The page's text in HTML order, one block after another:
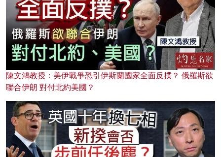
陳文鴻教授：美伊戰爭恐引伊斯蘭國家全面反撲？ 俄羅斯欲
聯合伊朗 對付北約美國？